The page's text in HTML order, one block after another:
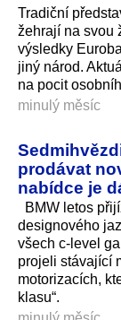
Tradiční
žehrají na svou
výsledky
jiný národ.
na pocit
minulý měsíc
prodávat
nabídce je
BMW letos
designového
všech c-level
projeli stávající
motorizacích,
klasu“.